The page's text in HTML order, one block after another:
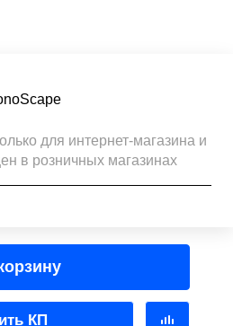
для интернет-магазина и
в розничных магазинах
КП